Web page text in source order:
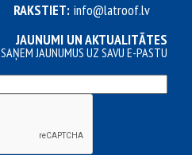
RAKSTIET: info@latroof.lv
JAUNUMI UN AKTUALITĀTES
SAŅEM JAUNUMUS UZ SAVU E-PASTU